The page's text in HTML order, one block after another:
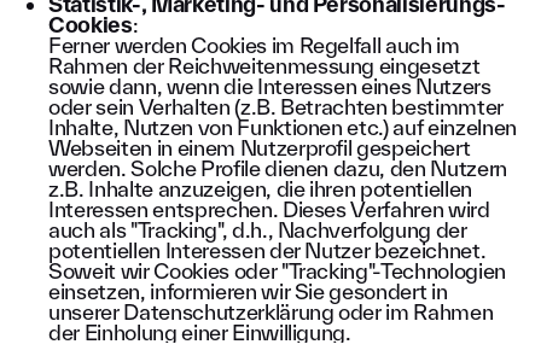
Cookies:
Ferner werden Cookies im Regelfall auch im
Rahmen der Reichweitenmessung eingesetzt
sowie dann, wenn die Interessen eines Nutzers
oder sein Verhalten (z.B. Betrachten bestimmter
Inhalte, Nutzen von Funktionen etc.) auf einzelnen
Webseiten in einem Nutzerprofil gespeichert
werden. Solche Profile dienen dazu, den Nutzern
z.B. Inhalte anzuzeigen, die ihren potentiellen
Interessen entsprechen. Dieses Verfahren wird
auch als "Tracking", d.h., Nachverfolgung der
potentiellen Interessen der Nutzer bezeichnet.
Soweit wir Cookies oder "Tracking"-Technologien
einsetzen, informieren wir Sie gesondert in
unserer Datenschutzerklärung oder im Rahmen
der Einholung einer Einwilligung.